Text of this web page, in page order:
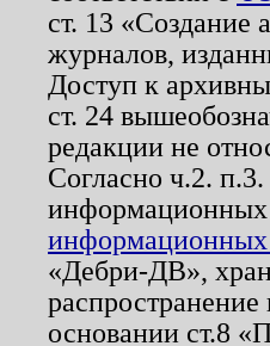
ст. 13 «Создание
журналов,
Доступ к
ст. 24
редакции не
Согласно ч.2.
информационных
«Дебри-ДВ»,
основании ст.8